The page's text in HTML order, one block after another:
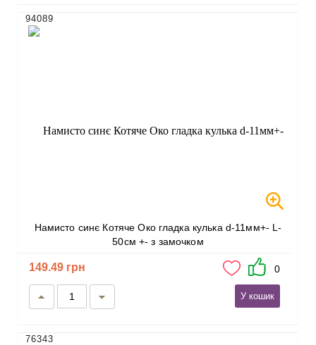
Намисто синє Котяче Око гладка кулька d-11мм+- L-
50см +- з замочком
94089
149.49 грн 0
У кошик
76343